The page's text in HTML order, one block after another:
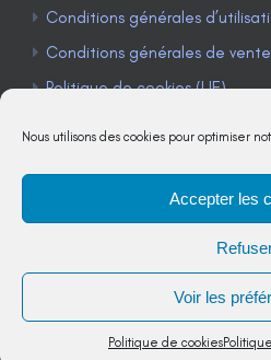
Nous utilisons des cookies pour optimiser
Accepter les
Voir les
Politique de cookies
Conditions générales
Conditions générales de vente
Politique de cookies (UE)
TÉLÉPHONE : 04 90 85 22 98